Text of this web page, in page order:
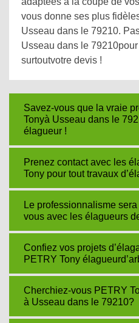
vous donne ses plus
Usseau dans le 79210.
Usseau dans le
surtoutvotre devis !
Savez-vous que la vraie
Tonyà Usseau dans le
élagueur !
Prenez contact avec les
Tony pour tout travaux
Le professionnalisme
vous avec les élagueurs
Confiez vos projets
PETRY Tony
Cherchiez-vous PETRY
à Usseau dans le 79210?